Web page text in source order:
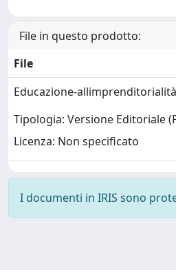
File in questo prodotto:
File
Educazione-
Tipologia: Versione Editoriale
Licenza: Non specificato
I documenti in IRIS sono